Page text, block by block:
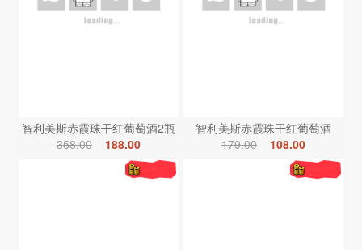
智利美斯赤霞珠干红葡萄酒2瓶
358.00
188.00
智利美斯赤霞珠干红葡萄酒
179.00
108.00